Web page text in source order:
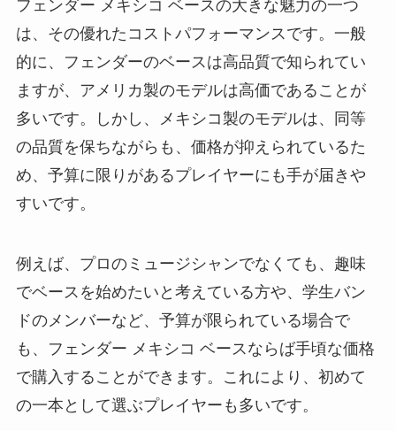
フェンダー メキシコ ベースの大きな魅力の一つ
は、その優れたコストパフォーマンスです。一般
的に、フェンダーのベースは高品質で知られてい
ますが、アメリカ製のモデルは高価であることが
多いです。しかし、メキシコ製のモデルは、同等
の品質を保ちながらも、価格が抑えられているた
め、予算に限りがあるプレイヤーにも手が届きや
すいです。
例えば、プロのミュージシャンでなくても、趣味
でベースを始めたいと考えている方や、学生バン
ドのメンバーなど、予算が限られている場合で
も、フェンダー メキシコ ベースならば手頃な価格
で購入することができます。これにより、初めて
の一本として選ぶプレイヤーも多いです。